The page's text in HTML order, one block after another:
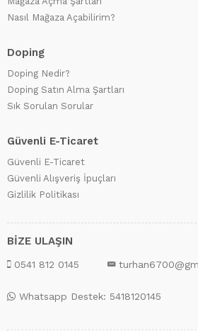
Nasıl Mağaza Açabilirim?
Doping
Doping Nedir?
Doping Satın Alma Şartları
Sık Sorulan Sorular
Güvenli E-Ticaret
Güvenli E-Ticaret
Güvenli Alışveriş İpuçları
Gizlilik Politikası
BİZE ULAŞIN
0541 812 0145
Whatsapp Destek: 5418120145